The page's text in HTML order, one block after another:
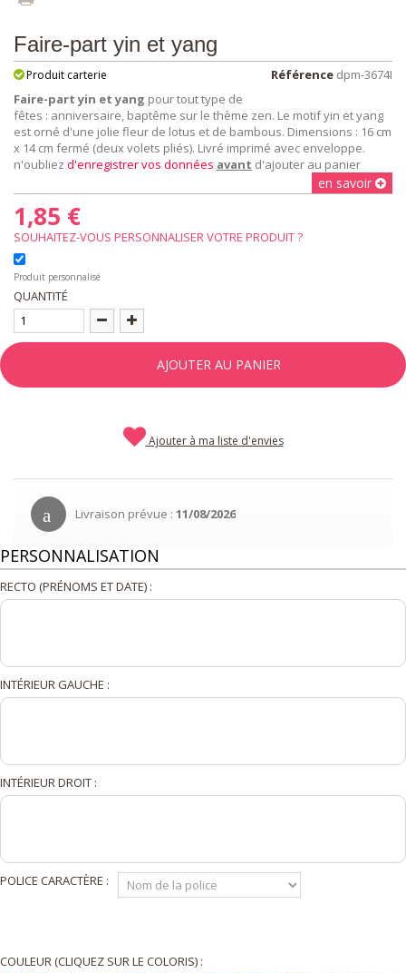
Faire-part yin et yang
Référence dpm-3674I
Produit carterie
Faire-part yin et yang pour tout type de
fêtes : anniversaire, baptême sur le thème zen. Le motif yin et yang
est orné d'une jolie fleur de lotus et de bambous. Dimensions : 16 cm
x 14 cm fermé (deux volets pliés). Livré imprimé avec enveloppe.
n'oubliez d'enregistrer vos données avant d'ajouter au panier
en savoir
1,85 €
Produit personnalisé
QUANTITÉ
AJOUTER AU PANIER
Ajouter à ma liste d'envies
Livraison prévue : 11/08/2026
PERSONNALISATION
RECTO (PRÉNOMS ET DATE) :
INTÉRIEUR GAUCHE :
INTÉRIEUR DROIT :
POLICE CARACTÈRE :
COULEUR (CLIQUEZ SUR LE COLORIS) :